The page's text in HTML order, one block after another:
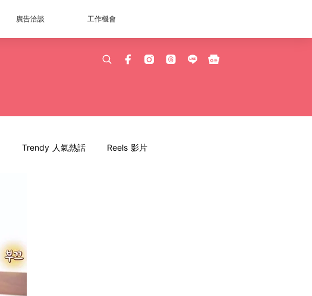
廣告洽談 工作機會
Trendy 人氣熱話 Reels 影片